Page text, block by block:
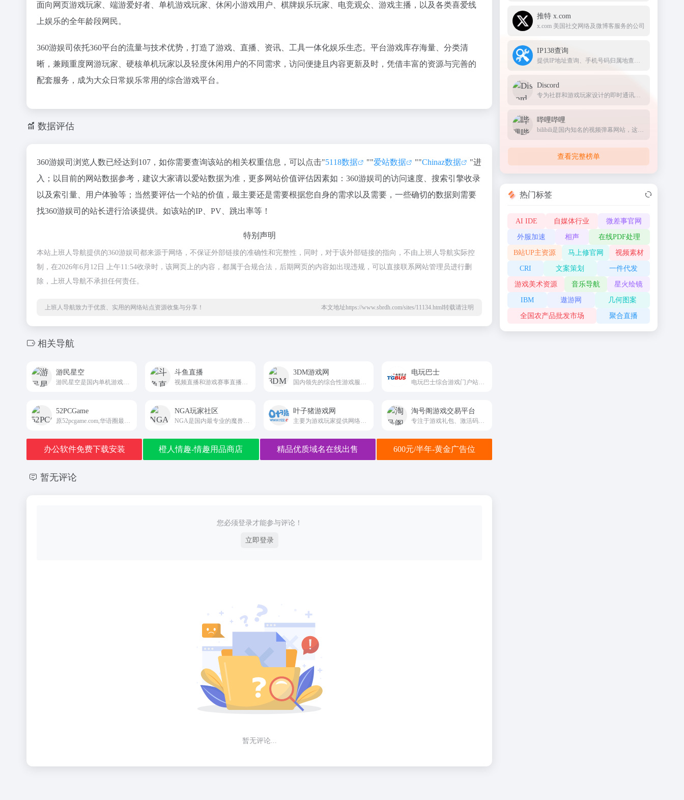
面向网页游戏玩家、端游爱好者、单机游戏玩家、休闲小游戏用户、棋牌娱乐玩家、电竞观众、游戏主播，以及各类喜爱线
上娱乐的全年龄段网民。
360游娱司依托360平台的流量与技术优势，打造了游戏、直播、资讯、工具一体化娱乐生态。平台游戏库存海量、分类清
晰，兼顾重度网游玩家、硬核单机玩家以及轻度休闲用户的不同需求，访问便捷且内容更新及时，凭借丰富的资源与完善的
配套服务，成为大众日常娱乐常用的综合游戏平台。
数据评估
360游娱司浏览人数已经达到107，如你需要查询该站的相关权重信息，可以点击"5118数据 ""爱站数据 ""Chinaz数据
"进
入；以目前的网站数据参考，建议大家请以爱站数据为准，更多网站价值评估因素如：360游娱司的访问速度、搜索引擎收录
以及索引量、用户体验等；当然要评估一个站的价值，最主要还是需要根据您自身的需求以及需要，一些确切的数据则需要
找360游娱司的站长进行洽谈提供。如该站的IP、PV、跳出率等！
特别声明
本站上班人导航提供的360游娱司都来源于网络，不保证外部链接的准确性和完整性，同时，对于该外部链接的指向，不由上班人导航实际控
制，在2026年6月12日 上午11:54收录时，该网页上的内容，都属于合规合法，后期网页的内容如出现违规，可以直接联系网站管理员进行删
除，上班人导航不承担任何责任。
上班人导航致力于优质、实用的网络站点资源收集与分享！ 本文地址https://www.sbrdh.com/sites/11134.html转载请注明
相关导航
游民星空 斗鱼直播
视频直播和游戏赛事直播服务
3DM游戏网 电玩巴士
52PCGame NGA玩家社区 叶子猪游戏网 淘号阁游戏交易平台
办公软件免费下载安装 橙人情趣-情趣用品商店 精品优质域名在线出售 600元/半年-黄金广告位
暂无评论
您必须登录才能参与评论！
立即登录
暂无评论...
推特 x.com
x.com 美国社交网络及微博客服务的公司
IP138查询
提供IP地址查询、手机号码归属地查询、邮政编码查询及身份证号码验证等服务
Discord
专为社群和游戏玩家设计的即时通讯应用，提供文字、语音和视频聊天功能
哔哩哔哩
bilibili是国内知名的视频弹幕网站，这里有及时的动漫新番，活跃的ACG氛围，有创意的Up主。大家可以在这里找到许多欢乐。
查看完整榜单
热门标签
AI IDE 自媒体行业 微差事官网
外服加速 相声 在线PDF处理
B站UP主资源 马上修官网 视频素材
CRI 文案策划 一件代发
游戏美术资源 音乐导航 星火绘镜
IBM 遨游网 几何图案
全国农产品批发市场 聚合直播